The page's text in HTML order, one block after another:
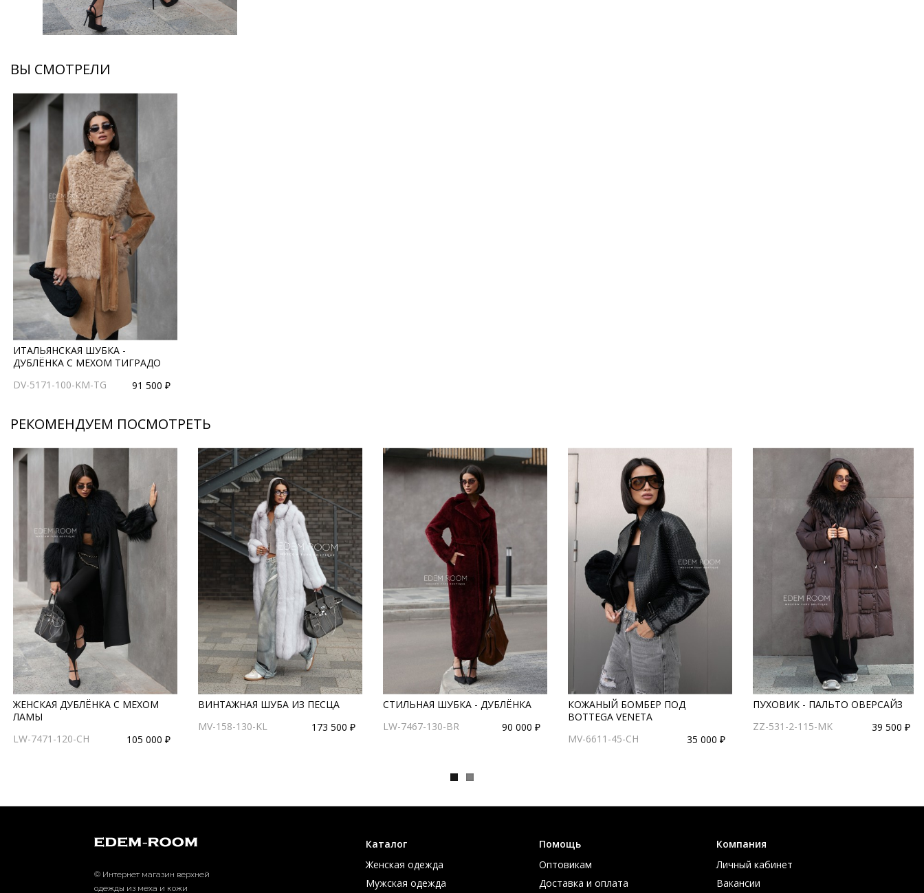
ВЫ СМОТРЕЛИ
ИТАЛЬЯНСКАЯ ШУБКА -
ДУБЛЁНКА С МЕХОМ ТИГРАДО
DV-5171-100-KM-TG
91 500 ₽
РЕКОМЕНДУЕМ ПОСМОТРЕТЬ
ЖЕНСКАЯ ДУБЛЁНКА С МЕХОМ
ЛАМЫ
LW-7471-120-CH
105 000 ₽
ВИНТАЖНАЯ ШУБА ИЗ ПЕСЦА
MV-158-130-KL
173 500 ₽
СТИЛЬНАЯ ШУБКА - ДУБЛЁНКА
LW-7467-130-BR
90 000 ₽
КОЖАНЫЙ БОМБЕР ПОД
BOTTEGA VENETA
MV-6611-45-CH
35 000 ₽
ПУХОВИК - ПАЛЬТО ОВЕРСАЙЗ
ZZ-531-2-115-MK
39 500 ₽
© Интернет магазин верхней
одежды из меха и кожи
Каталог
Женская одежда
Мужская одежда
Помощь
Оптовикам
Доставка и оплата
Компания
Личный кабинет
Вакансии